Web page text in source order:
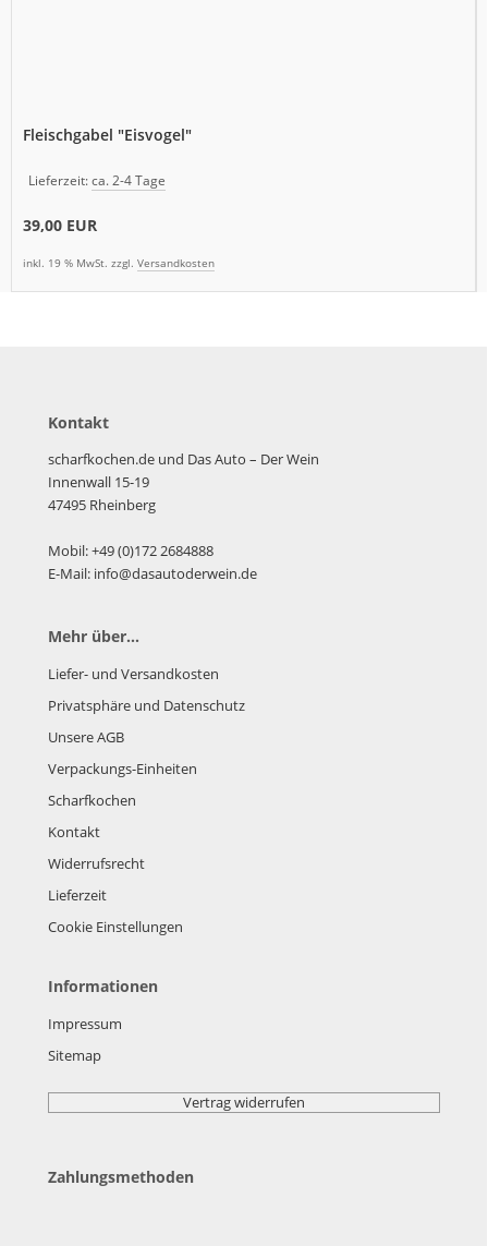
Fleischgabel "Eisvogel"
Lieferzeit:ca. 2-4 Tage
39,00 EUR
inkl. 19 % MwSt. zzgl. Versandkosten
Kontakt
scharfkochen.de und Das Auto – Der Wein
Innenwall 15-19
47495 Rheinberg
Mobil: +49 (0)172 2684888
E-Mail: info@dasautoderwein.de
Mehr über...
Liefer- und Versandkosten
Privatsphäre und Datenschutz
Unsere AGB
Verpackungs-Einheiten
Scharfkochen
Kontakt
Widerrufsrecht
Lieferzeit
Cookie Einstellungen
Informationen
Impressum
Sitemap
Vertrag widerrufen
Zahlungsmethoden